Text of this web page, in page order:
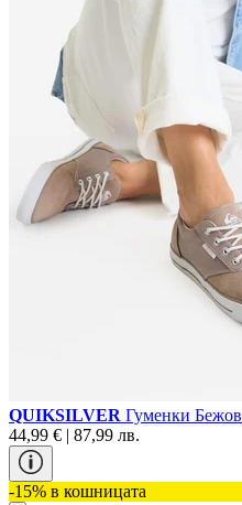
QUIKSILVER Гуменки Бежов
44,99 € | 87,99 лв.
-15% в кошницата